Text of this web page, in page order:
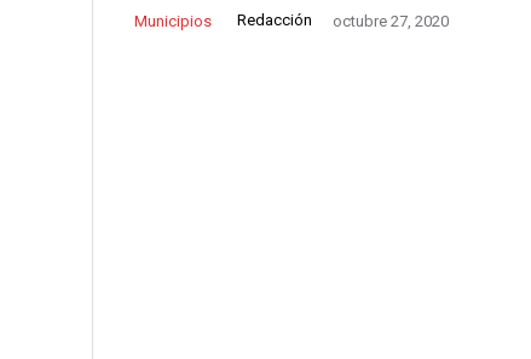
Municipios Redacción octubre 27, 2020